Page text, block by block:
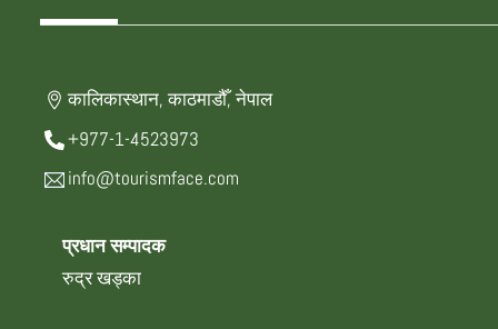
कालिकास्थान, काठमाडौँ, नेपाल
+977-1-4523973
info@tourismface.com
प्रधान सम्पादक
रुद्र खड्का